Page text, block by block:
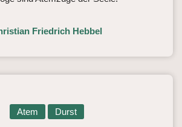
Friedrich Hebbel
Atem Durst